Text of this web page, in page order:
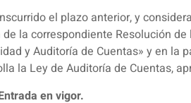
el plazo anterior, y
la correspondiente Resolución
y Auditoría de Cuentas» y en la
la Ley de Auditoría de Cuentas,
en vigor.